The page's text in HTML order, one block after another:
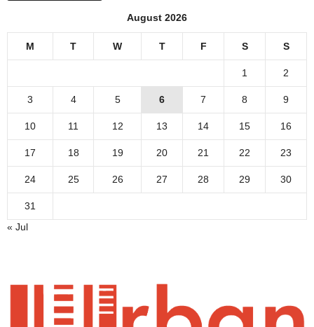
August 2026
M T W T F S S
1 2
3 4 5 6 7 8 9
10 11 12 13 14 15 16
17 18 19 20 21 22 23
24 25 26 27 28 29 30
31
« Jul